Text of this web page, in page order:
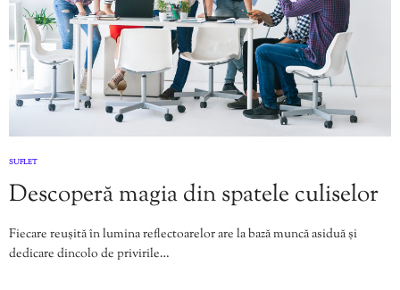
SUFLET
Descoperă magia din spatele culiselor
Fiecare reușită în lumina reflectoarelor are la bază muncă asiduă și
dedicare dincolo de privirile…